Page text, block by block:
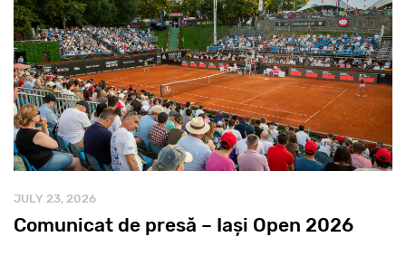
JULY 23, 2026
Comunicat de presă – Iași Open 2026